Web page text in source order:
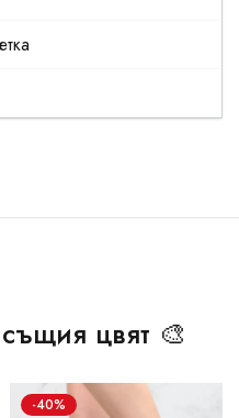
цвят 🎨
-40%